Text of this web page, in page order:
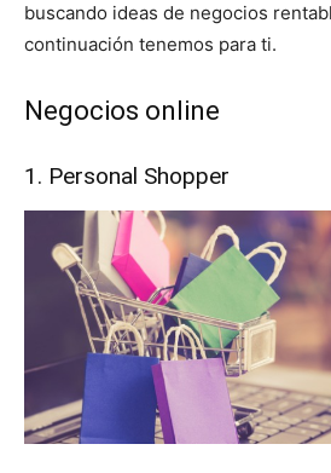
buscando ideas de negocios
continuación tenemos para ti.
Negocios online
1. Personal Shopper